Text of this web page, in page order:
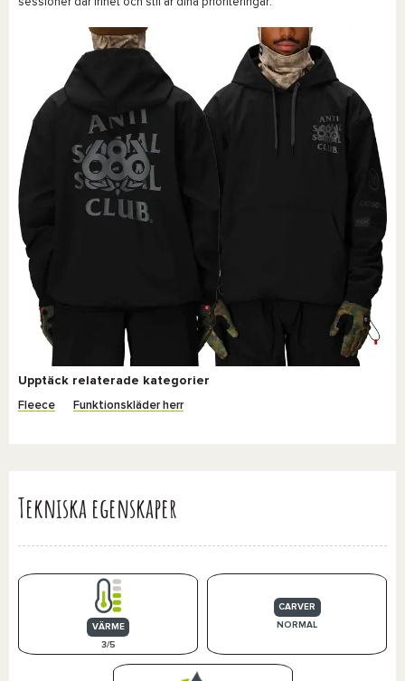
Upptäck relaterade kategorier
Fleece Funktionskläder herr
Tekniska egenskaper
VÄRME
3/5
CARVER
NORMAL